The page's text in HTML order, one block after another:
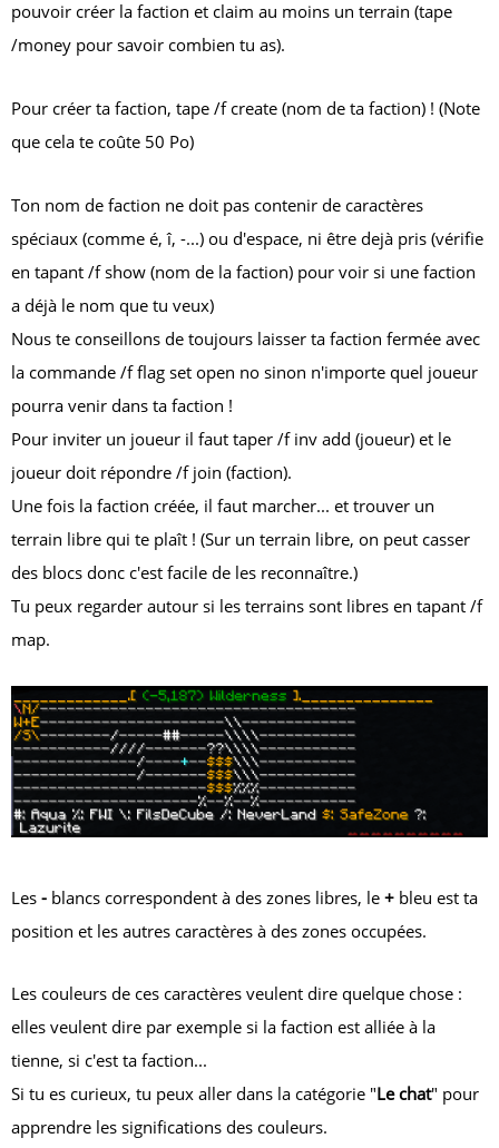
pouvoir créer la faction et claim au moins un terrain (tape
/money pour savoir combien tu as).
Pour créer ta faction, tape /f create (nom de ta faction) ! (Note
que cela te coûte 50 Po)
Ton nom de faction ne doit pas contenir de caractères
spéciaux (comme é, î, -...) ou d'espace, ni être dejà pris (vérifie
en tapant /f show (nom de la faction) pour voir si une faction
a déjà le nom que tu veux)
Nous te conseillons de toujours laisser ta faction fermée avec
la commande /f flag set open no sinon n'importe quel joueur
pourra venir dans ta faction !
Pour inviter un joueur il faut taper /f inv add (joueur) et le
joueur doit répondre /f join (faction).
Une fois la faction créée, il faut marcher... et trouver un
terrain libre qui te plaît ! (Sur un terrain libre, on peut casser
des blocs donc c'est facile de les reconnaître.)
Tu peux regarder autour si les terrains sont libres en tapant /f
map.
Les - blancs correspondent à des zones libres, le + bleu est ta
position et les autres caractères à des zones occupées.
Les couleurs de ces caractères veulent dire quelque chose :
elles veulent dire par exemple si la faction est alliée à la
tienne, si c'est ta faction...
Si tu es curieux, tu peux aller dans la catégorie "Le chat" pour
apprendre les significations des couleurs.